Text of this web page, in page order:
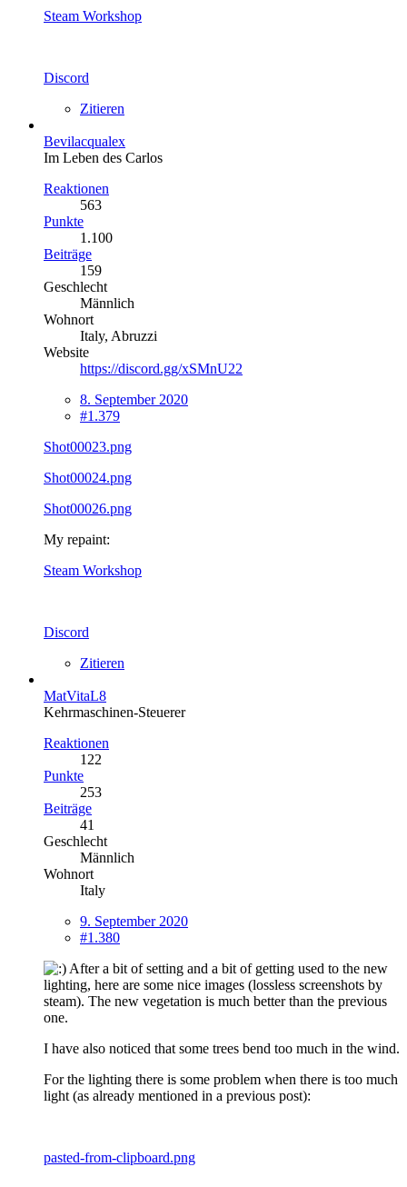
Steam Workshop
Discord
Zitieren
Bevilacqualex
Im Leben des Carlos
Reaktionen
563
Punkte
1.100
Beiträge
159
Geschlecht
Männlich
Wohnort
Italy, Abruzzi
Website
https://discord.gg/xSMnU22
8. September 2020
#1.379
Shot00023.png
Shot00024.png
Shot00026.png
My repaint:
Steam Workshop
Discord
Zitieren
MatVitaL8
Kehrmaschinen-Steuerer
Reaktionen
122
Punkte
253
Beiträge
41
Geschlecht
Männlich
Wohnort
Italy
9. September 2020
#1.380
After a bit of setting and a bit of getting used to the new
lighting, here are some nice images (lossless screenshots by
steam). The new vegetation is much better than the previous
one.
I have also noticed that some trees bend too much in the wind.
For the lighting there is some problem when there is too much
light (as already mentioned in a previous post):
pasted-from-clipboard.png